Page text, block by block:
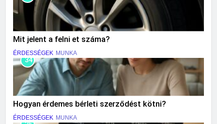
Mit jelent a felni et száma?
ÉRDESSÉGEK MUNKA
34
Hogyan érdemes bérleti szerződést kötni?
ÉRDESSÉGEK MUNKA